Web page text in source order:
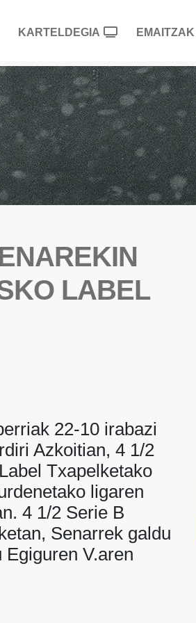
KARTELDEGIA EMAITZAK
LABEL
22-10 irabazi
Azkoitian, 4 1/2
Txapelketako
ligaren
4 1/2 Serie B
Senarrek galdu
Egiguren V.aren